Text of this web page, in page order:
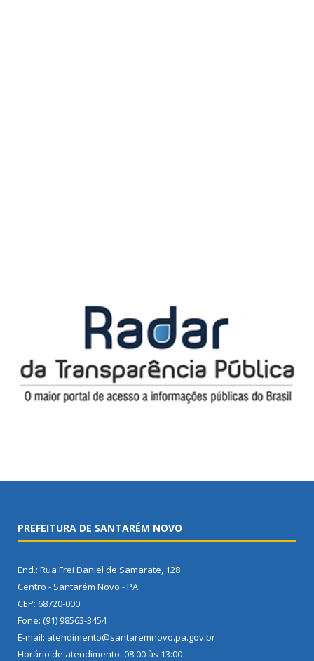
PREFEITURA DE SANTARÉM NOVO
End.: Rua Frei Daniel de Samarate, 128
Centro - Santarém Novo - PA
CEP: 68720-000
Fone: (91) 98563-3454
E-mail: atendimento@santaremnovo.pa.gov.br
Horário de atendimento: 08:00 às 13:00